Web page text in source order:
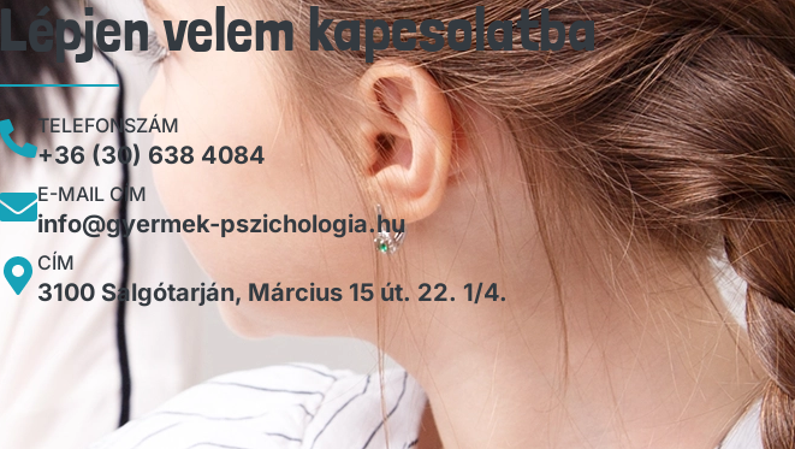
Lépjen velem kapcsolatba
TELEFONSZÁM
+36 (30) 638 4084
E-MAIL CÍM
info@gyermek-pszichologia.hu
CÍM
3100 Salgótarján, Március 15 út. 22. 1/4.